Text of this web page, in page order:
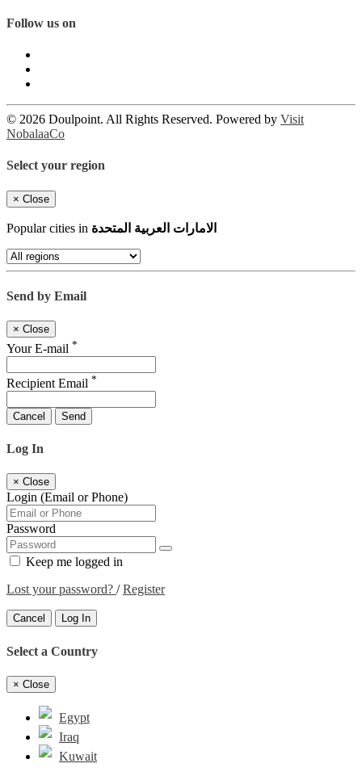
Follow us on
© 2026 Doulpoint. All Rights Reserved. Powered by Visit
NobalaaCo
Select your region
× Close
Popular cities in الامارات العربية المتحدة
Send by Email
× Close
Your E-mail *
Recipient Email *
Cancel Send
Log In
× Close
Login (Email or Phone)
Password
Keep me logged in
Lost your password? /Register
Cancel Log In
Select a Country
× Close
Egypt
Iraq
Kuwait